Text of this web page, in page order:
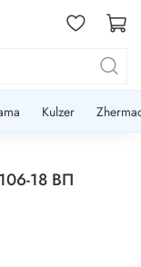
Kulzer
18 ВП